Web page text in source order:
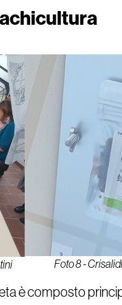
Foto 8 -
è composto